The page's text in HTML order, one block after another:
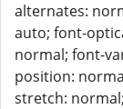
alternates:
auto; font-
normal; font-
position:
stretch: